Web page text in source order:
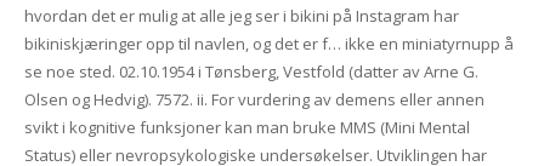
hvordan det er mulig at alle jeg ser i bikini på Instagram har
bikiniskjæringer opp til navlen, og det er f… ikke en miniatyrnupp å
se noe sted. 02.10.1954 i Tønsberg, Vestfold (datter av Arne G.
Olsen og Hedvig). 7572. ii. For vurdering av demens eller annen
svikt i kognitive funksjoner kan man bruke MMS (Mini Mental
Status) eller nevropsykologiske undersøkelser. Utviklingen har